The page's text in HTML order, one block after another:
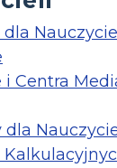
dla
Centra
dla